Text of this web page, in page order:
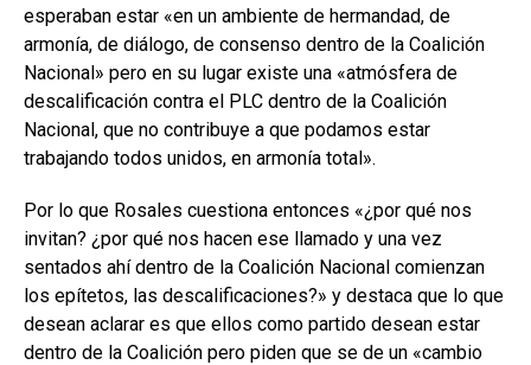
esperaban estar «en un ambiente de hermandad, de
armonía, de diálogo, de consenso dentro de la Coalición
Nacional» pero en su lugar existe una «atmósfera de
descalificación contra el PLC dentro de la Coalición
Nacional, que no contribuye a que podamos estar
trabajando todos unidos, en armonía total».
Por lo que Rosales cuestiona entonces «¿por qué nos
invitan? ¿por qué nos hacen ese llamado y una vez
sentados ahí dentro de la Coalición Nacional comienzan
los epítetos, las descalificaciones?» y destaca que lo que
desean aclarar es que ellos como partido desean estar
dentro de la Coalición pero piden que se de un «cambio